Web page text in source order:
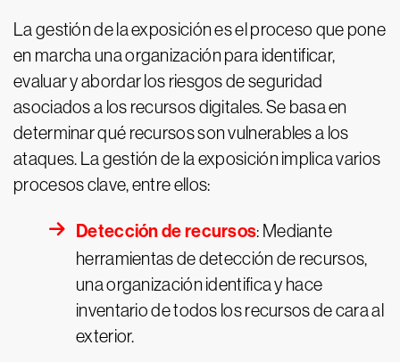
La gestión de la exposición es el proceso que pone
en marcha una organización para identificar,
evaluar y abordar los riesgos de seguridad
asociados a los recursos digitales. Se basa en
determinar qué recursos son vulnerables a los
ataques. La gestión de la exposición implica varios
procesos clave, entre ellos:
Detección de recursos: Mediante
herramientas de detección de recursos,
una organización identifica y hace
inventario de todos los recursos de cara al
exterior.